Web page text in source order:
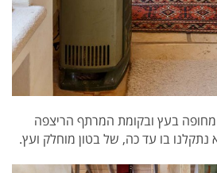
בעץ ובקומת המרתף הריצפה
בו עד כה, של בטון מוחלק ועץ.